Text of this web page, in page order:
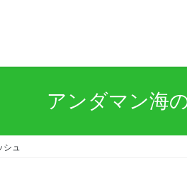
アンダマン海
シュ